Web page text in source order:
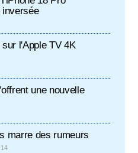
inversée
l'Apple TV 4K
une nouvelle
marre des rumeurs